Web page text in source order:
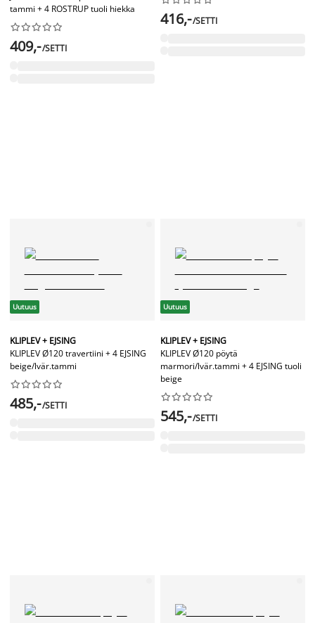
tammi + 4 ROSTRUP tuoli hiekka






409,-/SETTI
416,-/SETTI
Uutuus
KLIPLEV + EJSING
KLIPLEV Ø120 travertiini + 4 EJSING
beige/lvär.tammi






485,-/SETTI
Uutuus
KLIPLEV + EJSING
KLIPLEV Ø120 pöytä
marmori/lvär.tammi + 4 EJSING tuoli
beige






545,-/SETTI